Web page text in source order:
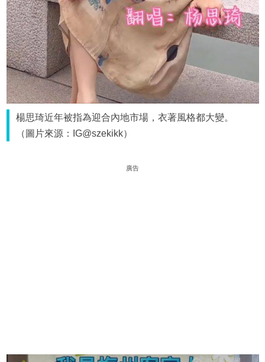
楊思琦近年被指為迎合內地市場，衣著風格都大變。
（圖片來源：IG@szekikk）
廣告